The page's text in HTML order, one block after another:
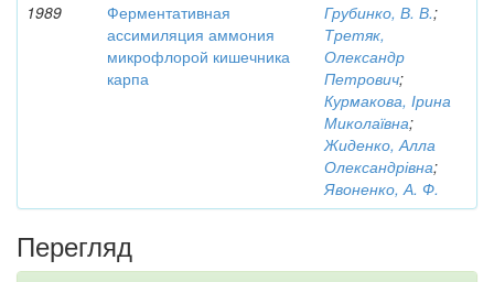
1989
Ферментативная
ассимиляция аммония
микрофлорой кишечника
карпа
Грубинко, В. В.;
Третяк,
Олександр
Петрович;
Курмакова, Ірина
Миколаївна;
Жиденко, Алла
Олександрівна;
Явоненко, А. Ф.
Перегляд